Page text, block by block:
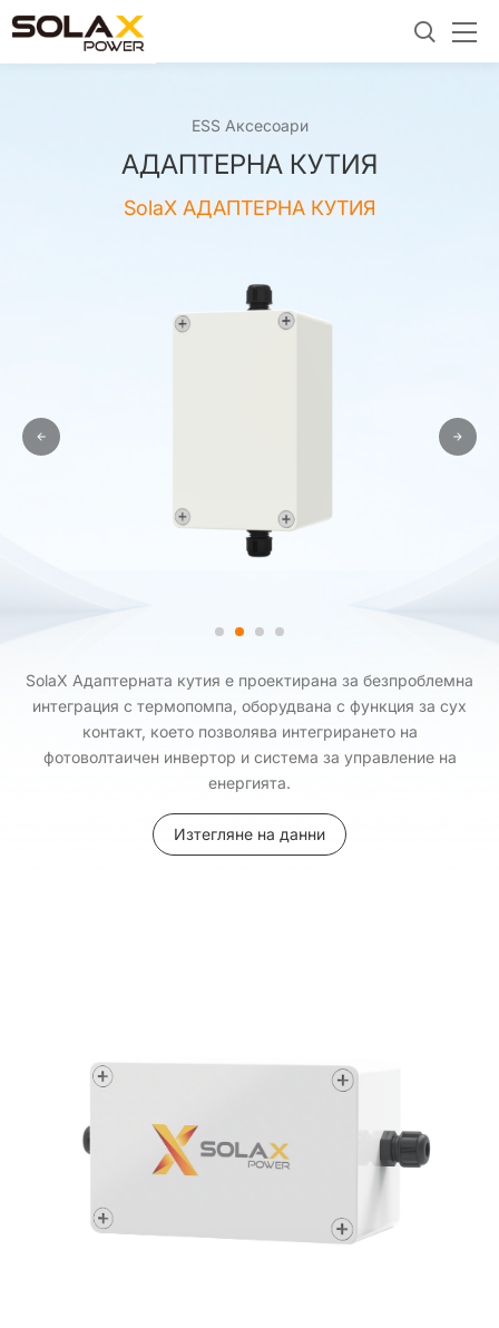
ESS Аксесоари
АДАПТЕРНА КУТИЯ
SolaX АДАПТЕРНА КУТИЯ
SolaX Адаптерната кутия е проектирана за безпроблемна
интеграция с термопомпа, оборудвана с функция за сух
контакт, което позволява интегрирането на
фотоволтаичен инвертор и система за управление на
енергията.
Изтегляне на данни